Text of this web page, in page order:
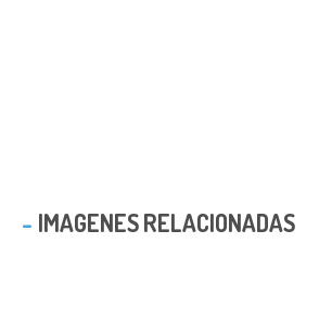
IMAGENES RELACIONADAS